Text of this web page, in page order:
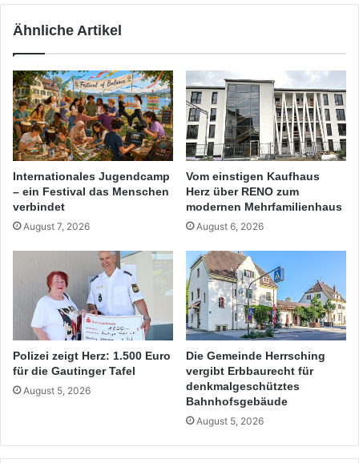
Ähnliche Artikel
Internationales Jugendcamp
– ein Festival das Menschen
verbindet
August 7, 2026
Vom einstigen Kaufhaus
Herz über RENO zum
modernen Mehrfamilienhaus
August 6, 2026
Polizei zeigt Herz: 1.500 Euro
für die Gautinger Tafel
August 5, 2026
Die Gemeinde Herrsching
vergibt Erbbaurecht für
denkmalgeschütztes
Bahnhofsgebäude
August 5, 2026